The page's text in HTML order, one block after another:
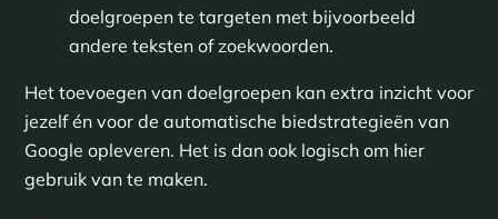
doelgroepen te targeten met bijvoorbeeld
andere teksten of zoekwoorden.
Het toevoegen van doelgroepen kan extra inzicht voor
jezelf én voor de automatische biedstrategieën van
Google opleveren. Het is dan ook logisch om hier
gebruik van te maken.